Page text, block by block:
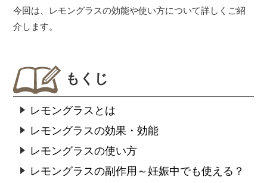
今回は、レモングラスの効能や使い方について詳しくご紹
介します。
もくじ
レモングラスとは
レモングラスの効果・効能
レモングラスの使い方
レモングラスの副作用～妊娠中でも使える？